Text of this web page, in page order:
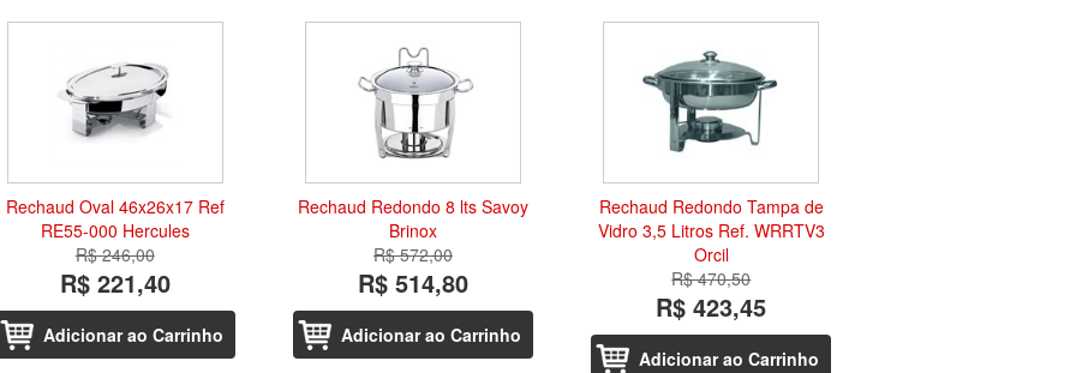
Rechaud Oval 46x26x17 Ref
RE55-000 Hercules
R$ 246,00
R$ 221,40
Adicionar ao Carrinho
Rechaud Redondo 8 lts Savoy
Brinox
R$ 572,00
R$ 514,80
Adicionar ao Carrinho
Rechaud Redondo Tampa de
Vidro 3,5 Litros Ref. WRRTV3
Orcil
R$ 470,50
R$ 423,45
Adicionar ao Carrinho